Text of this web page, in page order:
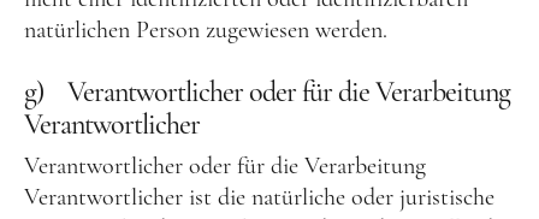
natürlichen Person zugewiesen werden.
g) Verantwortlicher oder für die Verarbeitung
Verantwortlicher
Verantwortlicher oder für die Verarbeitung
Verantwortlicher ist die natürliche oder juristische